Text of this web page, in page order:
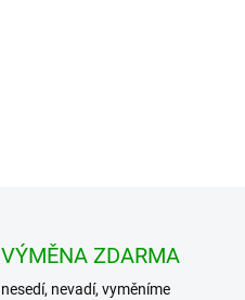
VÝMĚNA ZDARMA
nesedí, nevadí, vyměníme